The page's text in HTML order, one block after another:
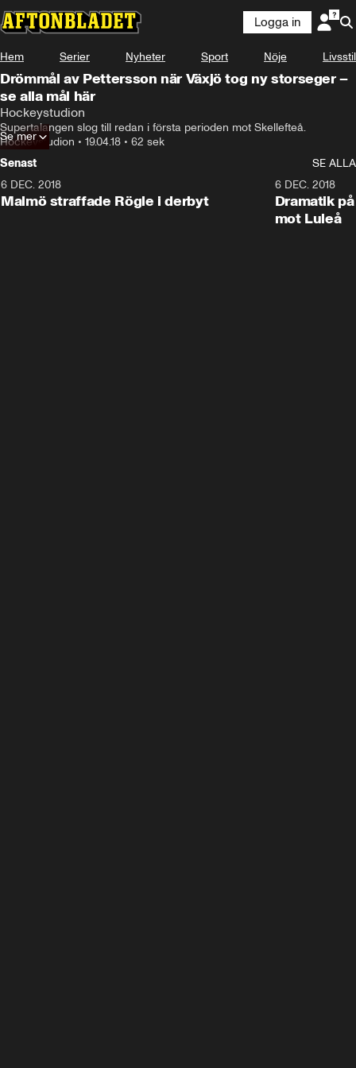
Logga in
Hem Serier Nyheter Sport Nöje Livsstil
Drömmål av Pettersson när Växjö tog ny storseger –
se alla mål här
Hockeystudion
Supertalangen slog till redan i första perioden mot Skellefteå.
Hockeystudion • 19.04.18 • 62 sek
Se mer
Senast
SE ALLA
6 DEC. 2018
Malmö straffade Rögle i derbyt
6 DEC. 2018
Dramatik
mot Luleå